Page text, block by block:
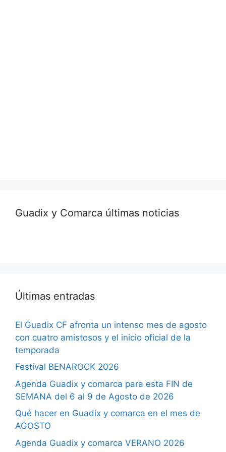
Guadix y Comarca últimas noticias
Últimas entradas
El Guadix CF afronta un intenso mes de agosto
con cuatro amistosos y el inicio oficial de la
temporada
Festival BENAROCK 2026
Agenda Guadix y comarca para esta FIN de
SEMANA del 6 al 9 de Agosto de 2026
Qué hacer en Guadix y comarca en el mes de
AGOSTO
Agenda Guadix y comarca VERANO 2026